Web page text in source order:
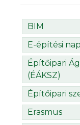
BIM
E-építési
Építőipari
(ÉÁKSZ)
Építőipari
Erasmus